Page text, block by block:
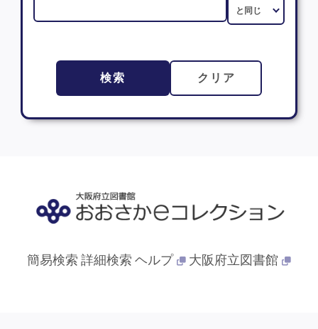
検索 クリア
簡易検索 詳細検索 ヘルプ 大阪府立図書館